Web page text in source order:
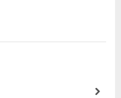
next